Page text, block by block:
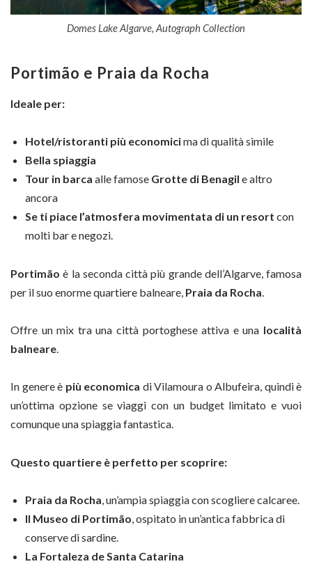
Domes Lake Algarve, Autograph Collection
Portimão e Praia da Rocha
Ideale per:
Hotel/ristoranti più economicima di qualità simile
Bella spiaggia
Tour in barca alle famose Grotte di Benagil e altro
ancora
Se ti piace l’atmosfera movimentata di un resort con
molti bar e negozi.
Portimão è la seconda città più grande dell’Algarve, famosa
per il suo enorme quartiere balneare, Praia da Rocha
Offre un mix tra una città portoghese attiva e una località
balneare.
In genere è più economica di Vilamoura o Albufeira, quindi è
un’ottima opzione se viaggi con un budget limitato e vuoi
comunque una spiaggia fantastica.
Questo quartiere è perfetto per scoprire:
Praia da Rocha, un’ampia spiaggia con scogliere calcaree.
Il Museo di Portimão, ospitato in un’antica fabbrica di
conserve di sardine.
La Fortaleza de Santa Catarina